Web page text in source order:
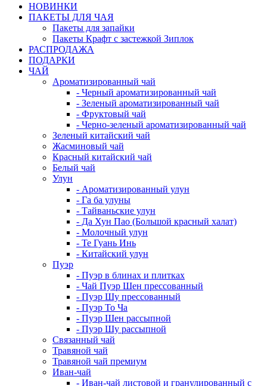
НОВИНКИ
ПАКЕТЫ ДЛЯ ЧАЯ
Пакеты для запайки
Пакеты Крафт с застежкой Зиплок
РАСПРОДАЖА
ПОДАРКИ
ЧАЙ
Ароматизированный чай
- Черный ароматизированный чай
- Зеленый ароматизированный чай
- Фруктовый чай
- Черно-зеленый ароматизированный чай
Зеленый китайский чай
Жасминовый чай
Красный китайский чай
Белый чай
Улун
- Ароматизированный улун
- Га ба улуны
- Тайваньские улун
- Да Хун Пао (Большой красный халат)
- Молочный улун
- Те Гуань Инь
- Китайский улун
Пуэр
- Пуэр в блинах и плитках
- Чай Пуэр Шен прессованный
- Пуэр Шу прессованный
- Пуэр То Ча
- Пуэр Шен рассыпной
- Пуэр Шу рассыпной
Связанный чай
Травяной чай
Травяной чай премиум
Иван-чай
- Иван-чай листовой и гранулированный с